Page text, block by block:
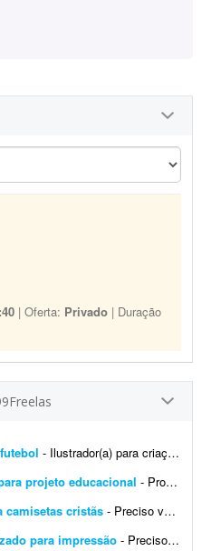
| Oferta: Privado | Duração
- Ilustrador(a) para criação de mangá brasileiro de futebol - parceria de longo prazo Estou desenvolvendo um mangá brasileiro de futebol original, com foco em uma hist&oa...
projeto educacional - Procuro um(a) profissional para desenvolver duas artes autorais para projetos educacionais. A primeira será uma ilustração para ser utilizada como fundo de página da mi...
camisetas cristãs - Preciso vetorizar duas estampas para camisetas streetwear com temática cristã. Já tenho os mockups e as referências. Preciso receber os arquivos finais nos formatos AI, P...
para impressão - Preciso de alguém que saiba criar um baralho espanhol vetorizado para impressão. Preciso dos arquivos em formato vetorial e também em PNG de alta resolução. Favo...